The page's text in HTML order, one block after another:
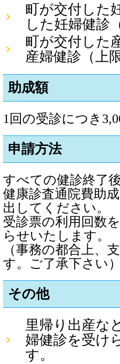
町が交付した
した妊婦健診
町が交付した
産婦健診（上
助成額
1回の受診につき
申請方法
すべての健診終了
健康診査通院費助
出してください。
受診票の利用回数
らせいたします。
（事務の都合上、
す。ご了承下さい）
その他
里帰り出産な
婦健診を受け
す。